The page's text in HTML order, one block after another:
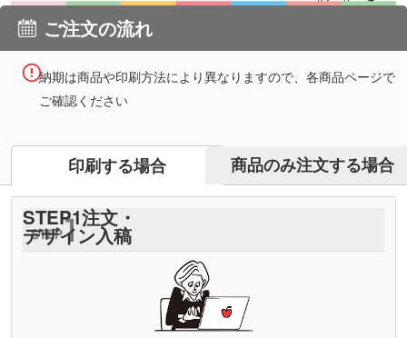
ご注文の流れ
納期は商品や印刷方法により異なりますので、各商品ページで
ご確認ください
印刷する場合 商品のみ注文する場合
STEP1注文・
デザイン入稿